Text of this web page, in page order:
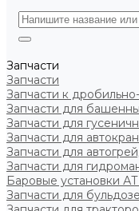
Запчасти
Запчасти
Запчасти к
Запчасти для
Запчасти для
Запчасти для
Запчасти для
Запчасти для
Баровые установки
Запчасти для